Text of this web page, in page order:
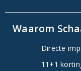
Waarom
Directe
11+1